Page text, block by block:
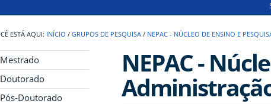
INÍCIO / GRUPOS DE PESQUISA / NEPAC - NÚCLEO DE ENSINO E
Mestrado
Doutorado
Pós-Doutorado
NEPAC -